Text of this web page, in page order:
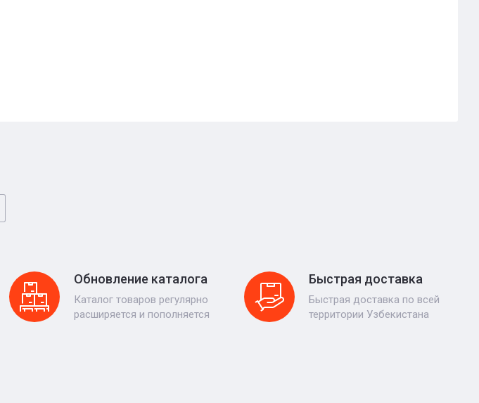
Обновление каталога
Каталог товаров регулярно
расширяется и пополняется
Быстрая доставка
Быстрая доставка по всей
территории Узбекистана